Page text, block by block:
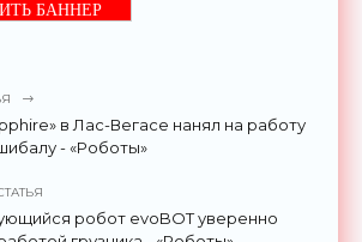
БАННЕР
в Лас-Вегасе нанял на работу
- «Роботы»
робот evoBOT уверенно